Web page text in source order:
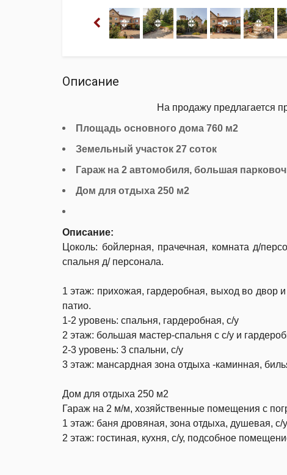
Описание
На продажу предлагается
Площадь основного дома 760 м2
Земельный участок 27 соток
Гараж на 2 автомобиля, большая
Дом для отдыха 250 м2
Описание:
Цоколь: бойлерная, прачечная, комната д/
спальня д/ персонала.
1 этаж: прихожая, гардеробная, выход во двор
патио.
1-2 уровень: спальня, гардеробная, с/у
2 этаж: большая мастер-спальня с с/у и
2-3 уровень: 3 спальни, с/у
3 этаж: мансардная зона отдыха -каминная,
Дом для отдыха 250 м2
Гараж на 2 м/м, хозяйственные помещения с
1 этаж: баня дровяная, зона отдыха, душевая, с/
2 этаж: гостиная, кухня, с/у, подсобное